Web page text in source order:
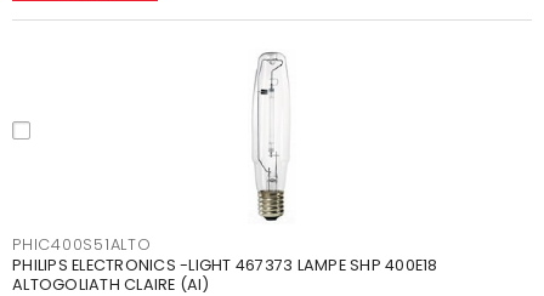
PHIC400S51ALTO
PHILIPS ELECTRONICS -LIGHT 467373 LAMPE SHP 400E18
ALTOGOLIATH CLAIRE (AI)